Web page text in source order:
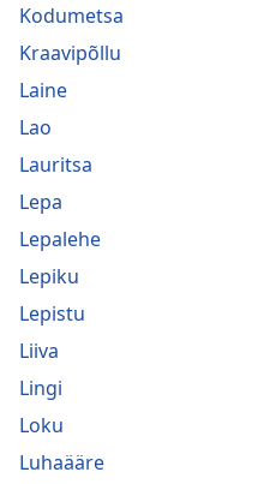
Kodumetsa
Kraavipõllu
Laine
Lao
Lauritsa
Lepa
Lepalehe
Lepiku
Lepistu
Liiva
Lingi
Loku
Luhaääre